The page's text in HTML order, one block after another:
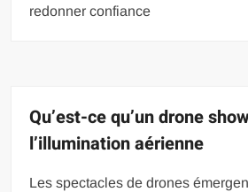
redonner confiance
Qu’est-ce qu’un drone
l’illumination aérienne
Les spectacles de drones